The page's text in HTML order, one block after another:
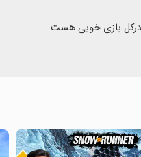
بازی خوبی هست